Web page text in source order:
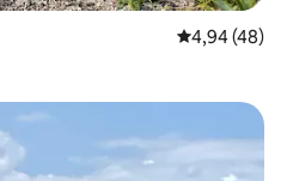
Gemiddelde
4,94 (48)